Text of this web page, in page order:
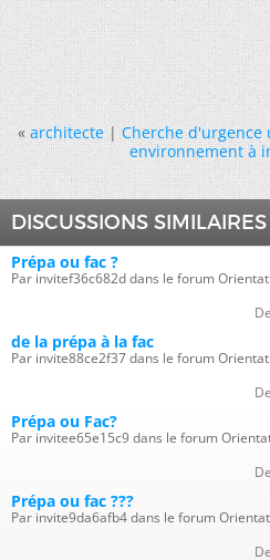
« architecte|Cherche d'urgence
environnement à
DISCUSSIONS SIMILAIRES
Prépa ou fac ?
Par invitef36c682d dans le forum
de la prépa à la fac
Par invite88ce2f37 dans le forum
Prépa ou Fac?
Par invitee65e15c9 dans le forum
Prépa ou fac ???
Par invite9da6afb4 dans le forum